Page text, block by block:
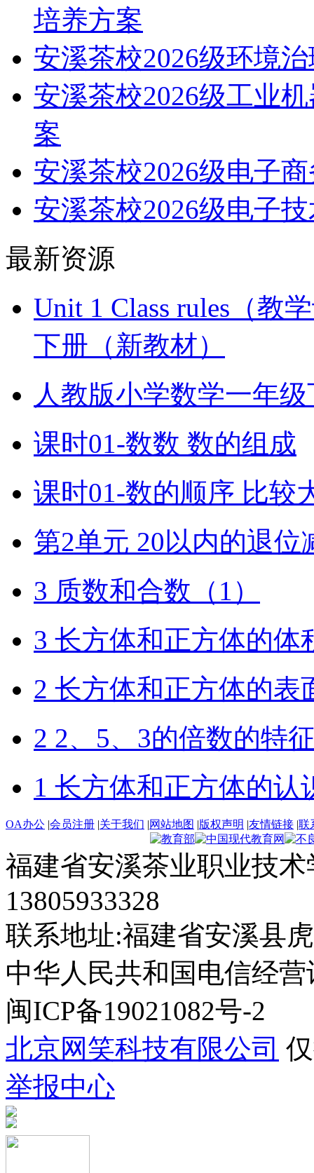
培养方案
安溪茶校2026级环境
安溪茶校2026级工业
案
安溪茶校2026级电子
安溪茶校2026级电子
最新资源
Unit 1 Class rules（教
下册（新教材）
人教版小学数学一年
课时01-数数 数的组成
课时01-数的顺序 比较
第2单元 20以内的退位
3 质数和合数（1）
3 长方体和正方体的体
2 长方体和正方体的表
2 2、5、3的倍数的特
1 长方体和正方体的认
OA办公 |会员注册 |关于我们 |网站地图 |版权声明 |友情链接 |联
福建省安溪茶业职业技
13805933328
联系地址:福建省安溪县
中华人民共和国电信经营
闽ICP备19021082号-2
北京网笑科技有限公司
举报中心